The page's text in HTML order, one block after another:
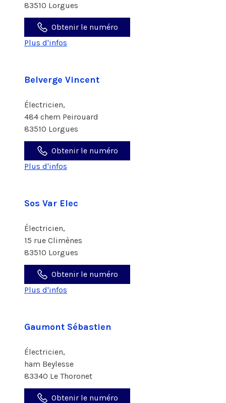
83510 Lorgues
Obtenir le numéro
Plus d'infos
Belverge Vincent
Électricien,
484 chem Peirouard
83510 Lorgues
Obtenir le numéro
Plus d'infos
Sos Var Elec
Électricien,
15 rue Climènes
83510 Lorgues
Obtenir le numéro
Plus d'infos
Gaumont Sébastien
Électricien,
ham Beylesse
83340 Le Thoronet
Obtenir le numéro